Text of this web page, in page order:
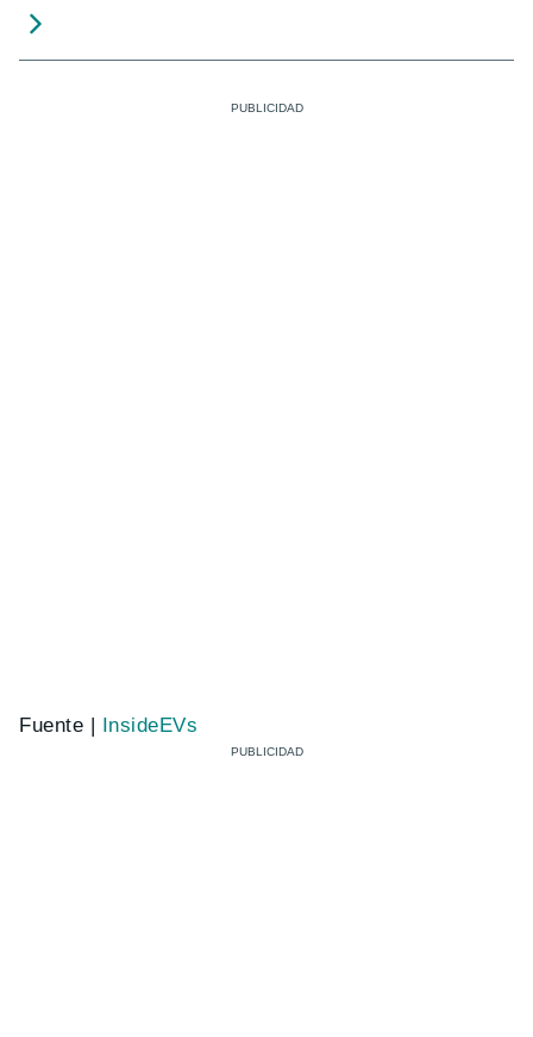
Fuente | InsideEVs